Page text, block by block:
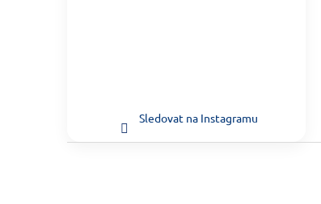
Sledovat na Instagramu